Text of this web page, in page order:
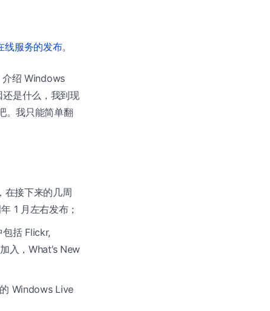
线服务的发布。
介绍 Windows
是什么，我到现
。我只能简单翻
接下来的几周
1 月左右发布；
括 Flickr,
入，What’s New
Windows Live